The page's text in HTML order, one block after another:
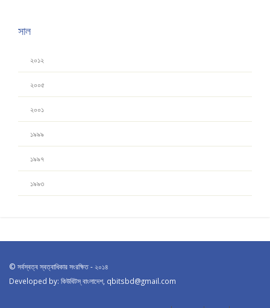
সাল
২০১২
২০০৫
২০০১
১৯৯৯
১৯৯৭
১৯৯৩
© সর্বস্বত্ব স্বত্বাধিকার সংরক্ষিত - ২০১৪
Developed by: কিউবিটস্ বাংলাদেশ, qbitsbd@gmail.com